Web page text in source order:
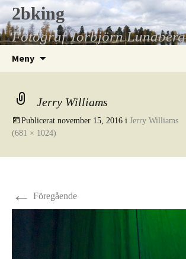
Hoppa
till
innehåll
2bking
Fotograf Torbjörn Lundberg
Meny
Jerry Williams
Publicerat november 15, 2016 i Jerry Williams
(681 × 1024)
← Föregående